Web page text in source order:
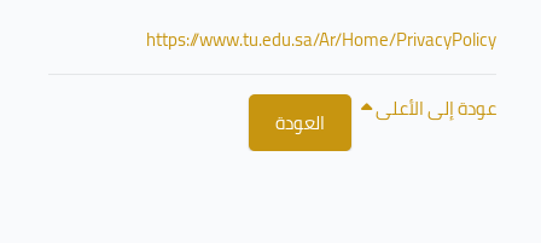
https://www.tu.edu.sa/Ar/Home/PrivacyPolicy
العودة عودة إلى الأعلى